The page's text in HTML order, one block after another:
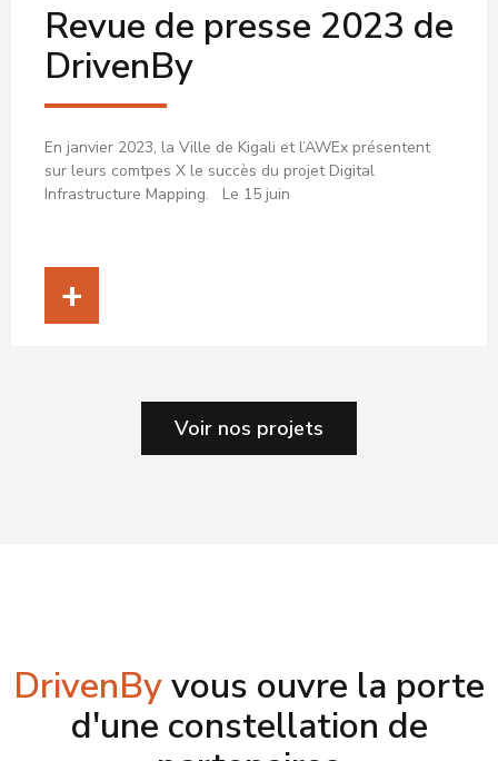
Revue de presse 2023 de
DrivenBy
En janvier 2023, la Ville de Kigali et l’AWEx présentent
sur leurs comtpes X le succès du projet Digital
Infrastructure Mapping. Le 15 juin
+
Voir nos projets
DrivenByvous ouvre la porte
d'une constellation de